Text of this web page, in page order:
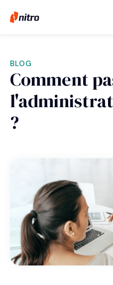
BLOG
Comment
?